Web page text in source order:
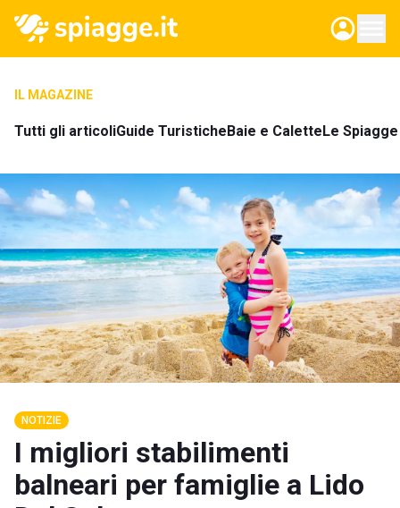
IL MAGAZINE
Tutti gli articoliGuide TuristicheBaie e CaletteLe
NOTIZIE
I migliori stabilimenti
balneari per famiglie a Lido